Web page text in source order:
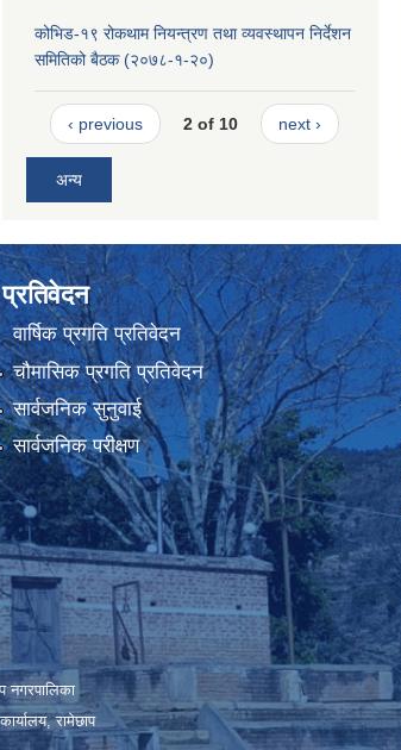
कोभिड-१९ रोकथाम नियन्त्रण तथा व्यवस्थापन निर्देशन
समितिको बैठक (२०७८-१-२०)
‹ previous 2 of 10 next ›
अन्य
प्रतिवेदन
वार्षिक प्रगति प्रतिवेदन
चौमासिक प्रगति प्रतिवेदन
सार्वजनिक सुनुवाई
सार्वजनिक परीक्षण
नगरपालिका
रामेछाप